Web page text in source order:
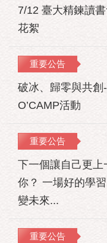
7/12 臺大精鍊讀
花絮
重要公告
破冰、歸零與共
O’CAMP活動
重要公告
下一個讓自己更
你？ 一場好的學
變未來...
重要公告